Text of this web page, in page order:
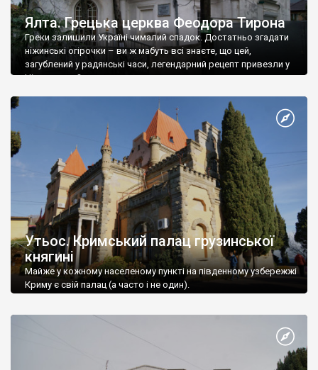
Ялта. Грецька церква Феодора Тирона
Греки залишили Україні чималий спадок. Достатньо згадати
ніжинські огірочки – ви ж мабуть всі знаєте, що цей,
загублений у радянські часи, легендарний рецепт привезли у
Ніжин греки?
Утьос. Кримський палац грузинської
княгині
Майже у кожному населеному пункті на південному узбережжі
Криму є свій палац (а часто і не один).